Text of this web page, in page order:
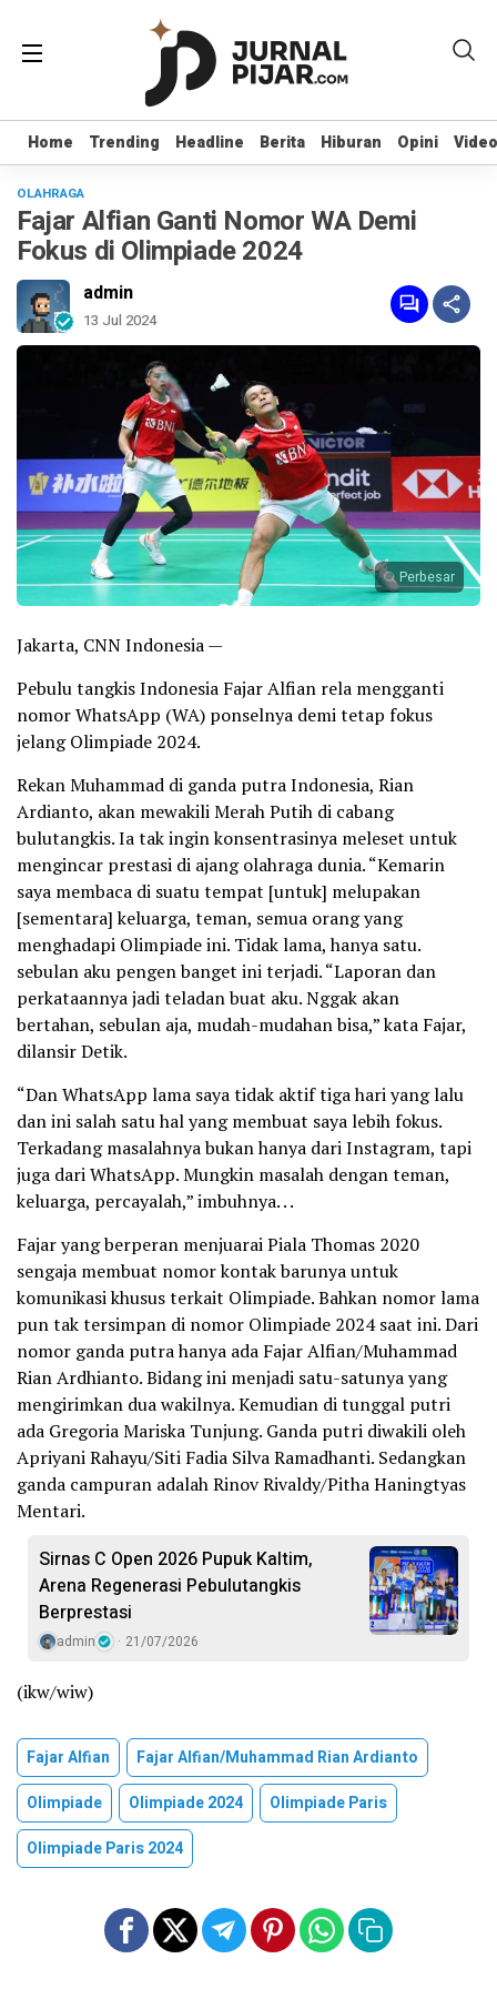
Home Trending Headline Berita Hiburan Opini Video
Home Trending Headline Berita Hiburan Opini Video
OLAHRAGA
Fajar Alfian Ganti Nomor WA Demi
Fokus di Olimpiade 2024
admin
13 Jul 2024
Perbesar
Jakarta, CNN Indonesia —
Pebulu tangkis Indonesia Fajar Alfian rela mengganti
nomor WhatsApp (WA) ponselnya demi tetap fokus
jelang Olimpiade 2024.
Rekan Muhammad di ganda putra Indonesia, Rian
Ardianto, akan mewakili Merah Putih di cabang
bulutangkis. Ia tak ingin konsentrasinya meleset untuk
mengincar prestasi di ajang olahraga dunia. “Kemarin
saya membaca di suatu tempat [untuk] melupakan
[sementara] keluarga, teman, semua orang yang
menghadapi Olimpiade ini. Tidak lama, hanya satu.
sebulan aku pengen banget ini terjadi. “Laporan dan
perkataannya jadi teladan buat aku. Nggak akan
bertahan, sebulan aja, mudah-mudahan bisa,” kata Fajar,
dilansir Detik.
“Dan WhatsApp lama saya tidak aktif tiga hari yang lalu
dan ini salah satu hal yang membuat saya lebih fokus.
Terkadang masalahnya bukan hanya dari Instagram, tapi
juga dari WhatsApp. Mungkin masalah dengan teman,
keluarga, percayalah,” imbuhnya. . .
Fajar yang berperan menjuarai Piala Thomas 2020
sengaja membuat nomor kontak barunya untuk
komunikasi khusus terkait Olimpiade. Bahkan nomor lama
pun tak tersimpan di nomor Olimpiade 2024 saat ini. Dari
nomor ganda putra hanya ada Fajar Alfian/Muhammad
Rian Ardhianto. Bidang ini menjadi satu-satunya yang
mengirimkan dua wakilnya. Kemudian di tunggal putri
ada Gregoria Mariska Tunjung. Ganda putri diwakili oleh
Apriyani Rahayu/Siti Fadia Silva Ramadhanti. Sedangkan
ganda campuran adalah Rinov Rivaldy/Pitha Haningtyas
Mentari.
Sirnas C Open 2026 Pupuk Kaltim,
Arena Regenerasi Pebulutangkis
Berprestasi
admin 21/07/2026
(ikw/wiw)
Fajar Alfian
Fajar Alfian/muhammad Rian Ardianto
Olimpiade
Olimpiade 2024
Olimpiade Paris
Olimpiade Paris 2024